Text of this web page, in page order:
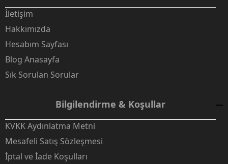
İletişim
Hakkımızda
Hesabım Sayfası
Blog Anasayfa
Sık Sorulan Sorular
Bilgilendirme & Koşullar
KVKK Aydınlatma Metni
Mesafeli Satış Sözleşmesi
İptal ve İade Koşulları